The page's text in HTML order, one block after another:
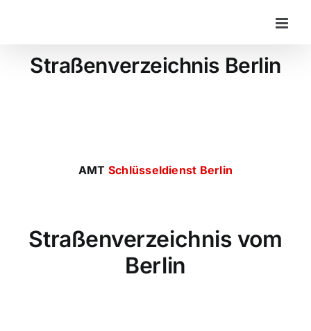
Straßenverzeichnis Berlin
AMT Schlüsseldienst Berlin
Straßenverzeichnis vom
Berlin